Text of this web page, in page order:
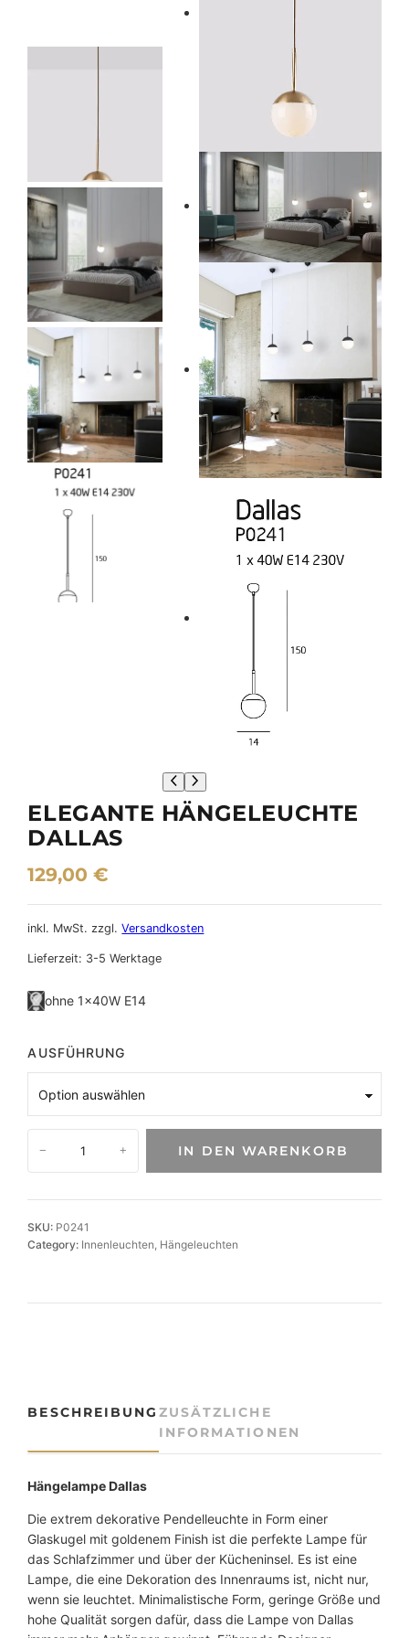
ELEGANTE HÄNGELEUCHTE
DALLAS
129,00€
inkl. MwSt. zzgl.Versandkosten
Lieferzeit: 3-5 Werktage
ohne 1×40W E14
AUSFÜHRUNG
g
a
n
H
e
h
e
D
a
l
l
a
− + IN DEN WARENKORB
SKU: P0241
Category: Innenleuchten Hängeleuchten
BESCHREIBUNG ZUSÄTZLICHE
INFORMATIONEN
Hängelampe Dallas
Die extrem dekorative Pendelleuchte in Form einer
Glaskugel mit goldenem Finish ist die perfekte Lampe für
das Schlafzimmer und über der Kücheninsel. Es ist eine
Lampe, die eine Dekoration des Innenraums ist, nicht nur,
wenn sie leuchtet. Minimalistische Form, geringe Größe und
hohe Qualität sorgen dafür, dass die Lampe von Dallas